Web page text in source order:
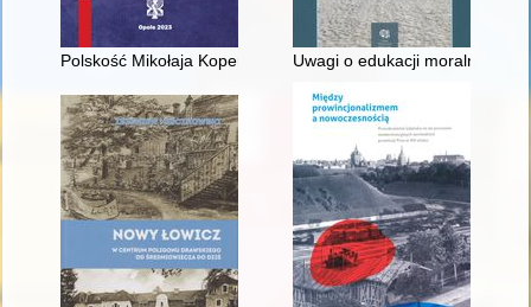
Polskość Mikołaja Kopernika z rodu ŚlązakaUwagi o edukacji moralnej